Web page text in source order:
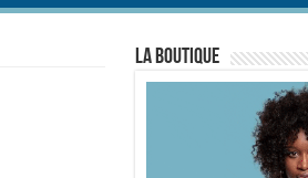
La Boutique